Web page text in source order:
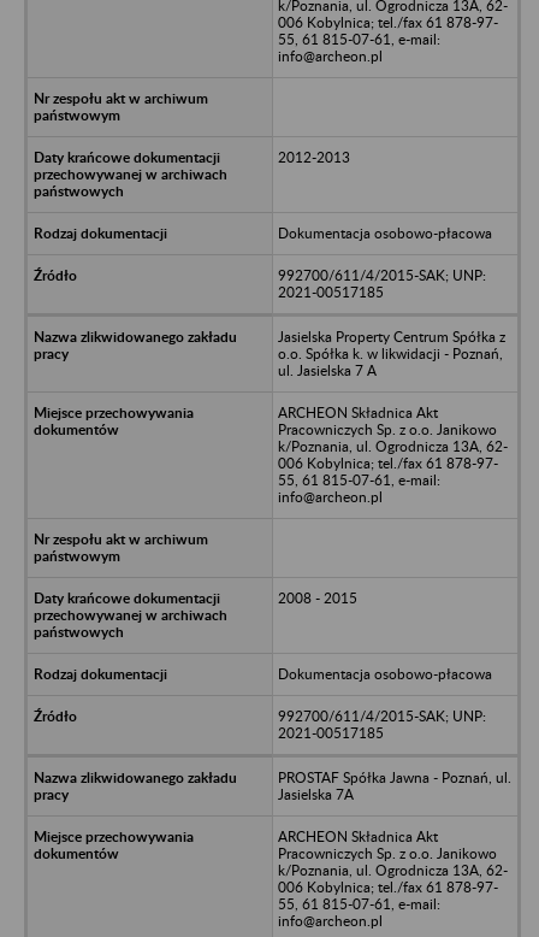
k/Poznania, ul. Ogrodnicza 13A, 62-
006 Kobylnica; tel./fax 61 878-97-
55, 61 815-07-61, e-mail:
info@archeon.pl
2012-2013
Dokumentacja osobowo-płacowa
992700/611/4/2015-SAK; UNP:
2021-00517185
Jasielska Property Centrum Spółka z
o.o. Spółka k. w likwidacji - Poznań,
ul. Jasielska 7 A
ARCHEON Składnica Akt
Pracowniczych Sp. z o.o. Janikowo
k/Poznania, ul. Ogrodnicza 13A, 62-
006 Kobylnica; tel./fax 61 878-97-
55, 61 815-07-61, e-mail:
info@archeon.pl
2008 - 2015
Dokumentacja osobowo-płacowa
992700/611/4/2015-SAK; UNP:
2021-00517185
PROSTAF Spółka Jawna - Poznań, ul.
Jasielska 7A
ARCHEON Składnica Akt
Pracowniczych Sp. z o.o. Janikowo
k/Poznania, ul. Ogrodnicza 13A, 62-
006 Kobylnica; tel./fax 61 878-97-
55, 61 815-07-61, e-mail:
info@archeon.pl